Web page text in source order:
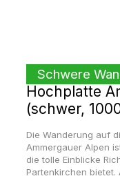
Schwere
Hochplatte
(schwer,
Die Wanderung auf
Ammergauer Alpen
die tolle Einblicke
Partenkirchen bietet.